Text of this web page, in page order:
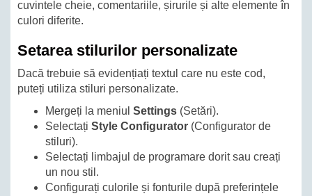
cuvintele cheie, comentariile, șirurile și alte elemente în
culori diferite.
Setarea stilurilor personalizate
Dacă trebuie să evidențiați textul care nu este cod,
puteți utiliza stiluri personalizate.
Mergeți la meniul Settings (Setări).
Selectați Style Configurator (Configurator de
stiluri).
Selectați limbajul de programare dorit sau creați
un nou stil.
Configurați culorile și fonturile după preferințele